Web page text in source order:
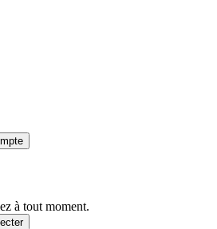
à tout moment.